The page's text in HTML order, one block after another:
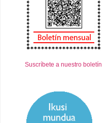
Suscríbete a nuestro boletín